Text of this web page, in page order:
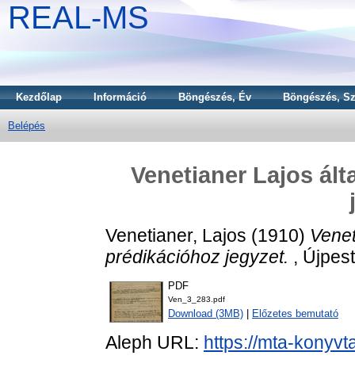
REAL-MS
Kezdőlap Információ Böngészés, Év Böngészés,
Belépés
Venetianer Lajos
Venetianer, Lajos (1910)
prédikációhoz jegyzet. ,
PDF
Ven_3_283.pdf
Download (3MB) Előzetes bemutató
Aleph URL: https://mta-